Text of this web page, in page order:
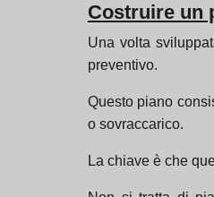
Costruire un
Una volta
preventivo.
Questo piano
o sovraccarico.
La chiave è che